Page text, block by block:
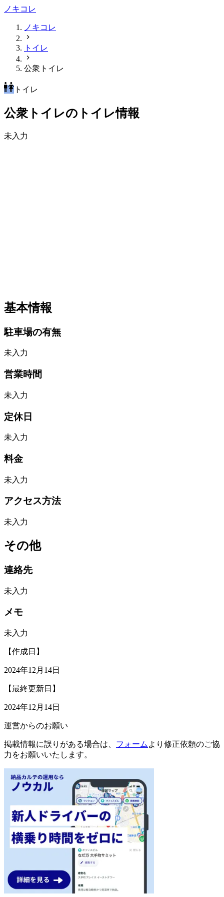
ノキコレ
ノキコレ
トイレ
公衆トイレ
トイレ
公衆トイレのトイレ情報
未入力
基本情報
駐車場の有無
未入力
営業時間
未入力
定休日
未入力
料金
未入力
アクセス方法
未入力
その他
連絡先
未入力
メモ
未入力
【作成日】
2024年12月14日
【最終更新日】
2024年12月14日
運営からのお願い
掲載情報に誤りがある場合は、 フォーム より修正依頼のご協
力をお願いいたします。